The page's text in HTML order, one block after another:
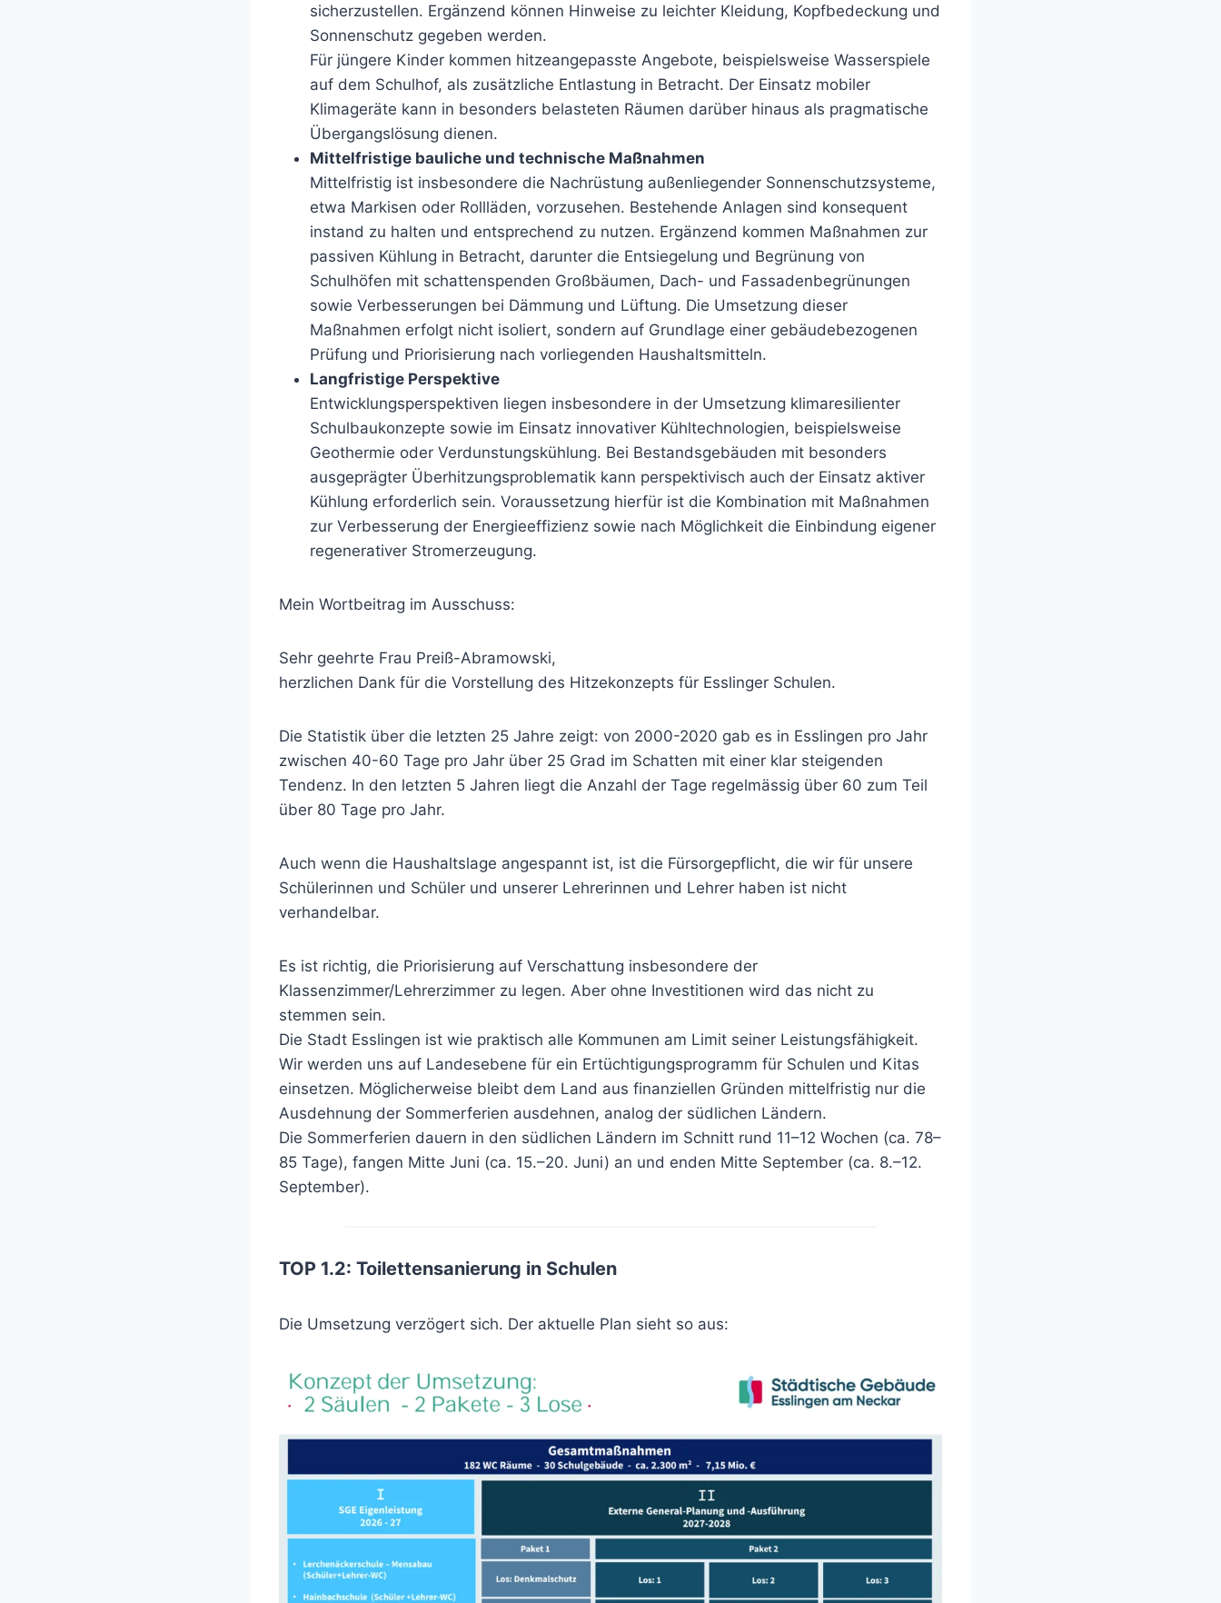
sicherzustellen. Ergänzend können Hinweise zu leichter Kleidung, Kopfbedeckung und
Sonnenschutz gegeben werden.
Für jüngere Kinder kommen hitzeangepasste Angebote, beispielsweise Wasserspiele
auf dem Schulhof, als zusätzliche Entlastung in Betracht. Der Einsatz mobiler
Klimageräte kann in besonders belasteten Räumen darüber hinaus als pragmatische
Übergangslösung dienen.
Mittelfristige bauliche und technische Maßnahmen
Mittelfristig ist insbesondere die Nachrüstung außenliegender Sonnenschutzsysteme,
etwa Markisen oder Rollläden, vorzusehen. Bestehende Anlagen sind konsequent
instand zu halten und entsprechend zu nutzen. Ergänzend kommen Maßnahmen zur
passiven Kühlung in Betracht, darunter die Entsiegelung und Begrünung von
Schulhöfen mit schattenspenden Großbäumen, Dach- und Fassadenbegrünungen
sowie Verbesserungen bei Dämmung und Lüftung. Die Umsetzung dieser
Maßnahmen erfolgt nicht isoliert, sondern auf Grundlage einer gebäudebezogenen
Prüfung und Priorisierung nach vorliegenden Haushaltsmitteln.
Langfristige Perspektive
Entwicklungsperspektiven liegen insbesondere in der Umsetzung klimaresilienter
Schulbaukonzepte sowie im Einsatz innovativer Kühltechnologien, beispielsweise
Geothermie oder Verdunstungskühlung. Bei Bestandsgebäuden mit besonders
ausgeprägter Überhitzungsproblematik kann perspektivisch auch der Einsatz aktiver
Kühlung erforderlich sein. Voraussetzung hierfür ist die Kombination mit Maßnahmen
zur Verbesserung der Energieeffizienz sowie nach Möglichkeit die Einbindung eigener
regenerativer Stromerzeugung.
Mein Wortbeitrag im Ausschuss:
Sehr geehrte Frau Preiß-Abramowski,
herzlichen Dank für die Vorstellung des Hitzekonzepts für Esslinger Schulen.
Die Statistik über die letzten 25 Jahre zeigt: von 2000-2020 gab es in Esslingen pro Jahr
zwischen 40-60 Tage pro Jahr über 25 Grad im Schatten mit einer klar steigenden
Tendenz. In den letzten 5 Jahren liegt die Anzahl der Tage regelmässig über 60 zum Teil
über 80 Tage pro Jahr.
Auch wenn die Haushaltslage angespannt ist, ist die Fürsorgepflicht, die wir für unsere
Schülerinnen und Schüler und unserer Lehrerinnen und Lehrer haben ist nicht
verhandelbar.
Es ist richtig, die Priorisierung auf Verschattung insbesondere der
Klassenzimmer/Lehrerzimmer zu legen. Aber ohne Investitionen wird das nicht zu
stemmen sein.
Die Stadt Esslingen ist wie praktisch alle Kommunen am Limit seiner Leistungsfähigkeit.
Wir werden uns auf Landesebene für ein Ertüchtigungsprogramm für Schulen und Kitas
einsetzen. Möglicherweise bleibt dem Land aus finanziellen Gründen mittelfristig nur die
Ausdehnung der Sommerferien ausdehnen, analog der südlichen Ländern.
Die Sommerferien dauern in den südlichen Ländern im Schnitt rund 11–12 Wochen (ca. 78–
85 Tage), fangen Mitte Juni (ca. 15.–20. Juni) an und enden Mitte September (ca. 8.–12.
September).
TOP 1.2: Toilettensanierung in Schulen
Die Umsetzung verzögert sich. Der aktuelle Plan sieht so aus: